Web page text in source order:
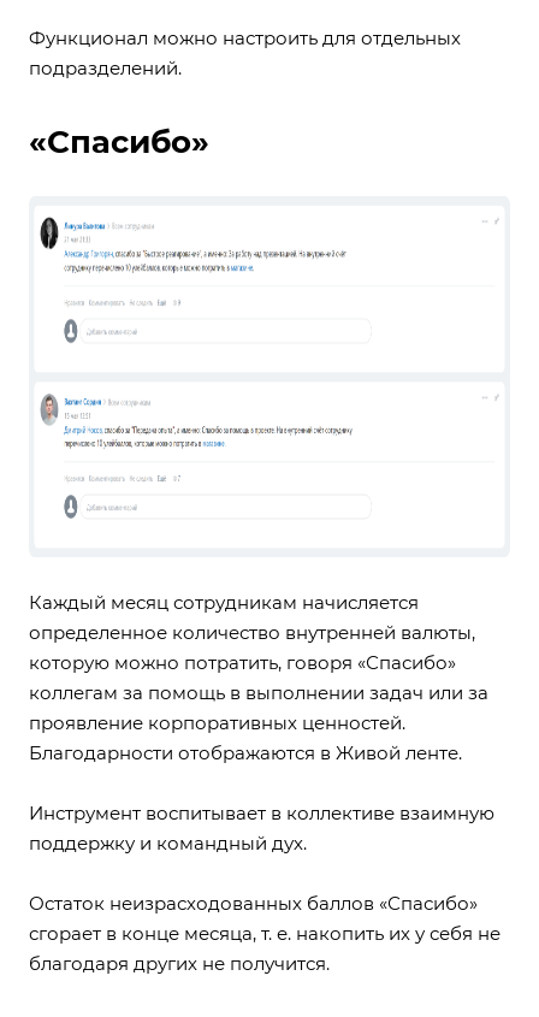
Функционал можно настроить для отдельных
подразделений.
«Спасибо»
Каждый месяц сотрудникам начисляется
определенное количество внутренней валюты,
которую можно потратить, говоря «Спасибо»
коллегам за помощь в выполнении задач или за
проявление корпоративных ценностей.
Благодарности отображаются в Живой ленте.
Инструмент воспитывает в коллективе взаимную
поддержку и командный дух.
Остаток неизрасходованных баллов «Спасибо»
сгорает в конце месяца, т. е. накопить их у себя не
благодаря других не получится.